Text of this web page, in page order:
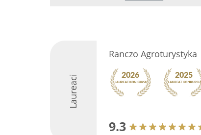
Laureaci
Ranczo Agroturystyka
9.3